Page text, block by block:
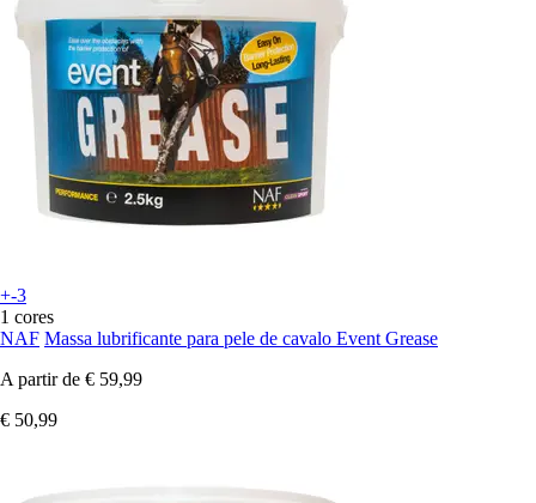
+-3
1 cores
NAF Massa lubrificante para pele de cavalo Event Grease
A partir de € 59,99
€ 50,99